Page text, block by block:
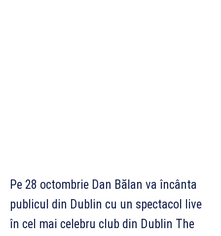
Pe 28 octombrie Dan Bălan va încânta
publicul din Dublin cu un spectacol live
în cel mai celebru club din Dublin The